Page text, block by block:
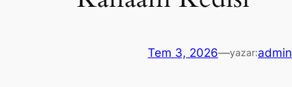
Tem 3, 2026—yazar:admin